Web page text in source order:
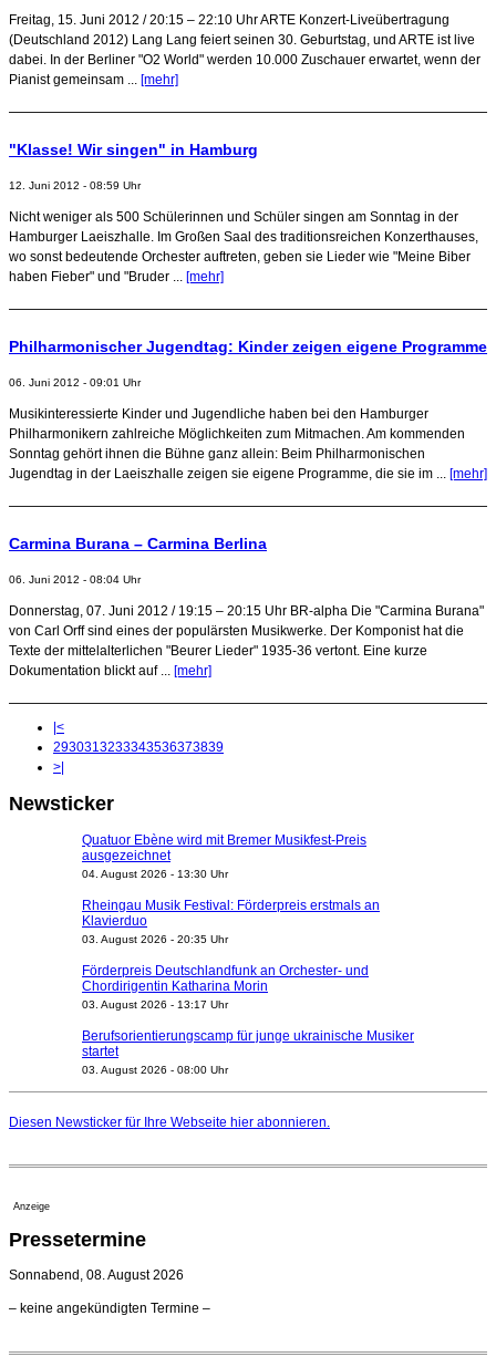
Freitag, 15. Juni 2012 / 20:15 – 22:10 Uhr ARTE Konzert-Liveübertragung
(Deutschland 2012) Lang Lang feiert seinen 30. Geburtstag, und ARTE ist live
dabei. In der Berliner "O2 World" werden 10.000 Zuschauer erwartet, wenn der
Pianist gemeinsam ... [mehr]
"Klasse! Wir singen" in Hamburg
12. Juni 2012 - 08:59 Uhr
Nicht weniger als 500 Schülerinnen und Schüler singen am Sonntag in der
Hamburger Laeiszhalle. Im Großen Saal des traditionsreichen Konzerthauses,
wo sonst bedeutende Orchester auftreten, geben sie Lieder wie "Meine Biber
haben Fieber" und "Bruder ... [mehr]
Philharmonischer Jugendtag: Kinder zeigen eigene Programme
06. Juni 2012 - 09:01 Uhr
Musikinteressierte Kinder und Jugendliche haben bei den Hamburger
Philharmonikern zahlreiche Möglichkeiten zum Mitmachen. Am kommenden
Sonntag gehört ihnen die Bühne ganz allein: Beim Philharmonischen
Jugendtag in der Laeiszhalle zeigen sie eigene Programme, die sie im ... [mehr]
Carmina Burana – Carmina Berlina
06. Juni 2012 - 08:04 Uhr
Donnerstag, 07. Juni 2012 / 19:15 – 20:15 Uhr BR-alpha Die "Carmina Burana"
von Carl Orff sind eines der populärsten Musikwerke. Der Komponist hat die
Texte der mittelalterlichen "Beurer Lieder" 1935-36 vertont. Eine kurze
Dokumentation blickt auf ... [mehr]
|<
293031 3233343536373839
>|
Newsticker
Quatuor Ebène wird mit Bremer Musikfest-Preis
ausgezeichnet
04. August 2026 - 13:30 Uhr
Rheingau Musik Festival: Förderpreis erstmals an
Klavierduo
03. August 2026 - 20:35 Uhr
Förderpreis Deutschlandfunk an Orchester- und
Chordirigentin Katharina Morin
03. August 2026 - 13:17 Uhr
Berufsorientierungscamp für junge ukrainische Musiker
startet
03. August 2026 - 08:00 Uhr
Nationaltheater Mannheim
Regensburger Generalmusikdirektor Stefan Veselka
Kammerorchester Heilbronn: Chefdirigent Risto Joost
verlängert bis 2030
Ensemblemitglieder
Diesen Newsticker für Ihre Webseite hier abonnieren.
Anzeige
Pressetermine
Sonnabend, 08. August 2026
– keine angekündigten Termine –